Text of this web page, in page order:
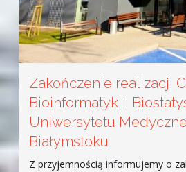
Zakończenie realizacji
Bioinformatyki i
Uniwersytetu
Białymstoku
Z przyjemnością informujemy o